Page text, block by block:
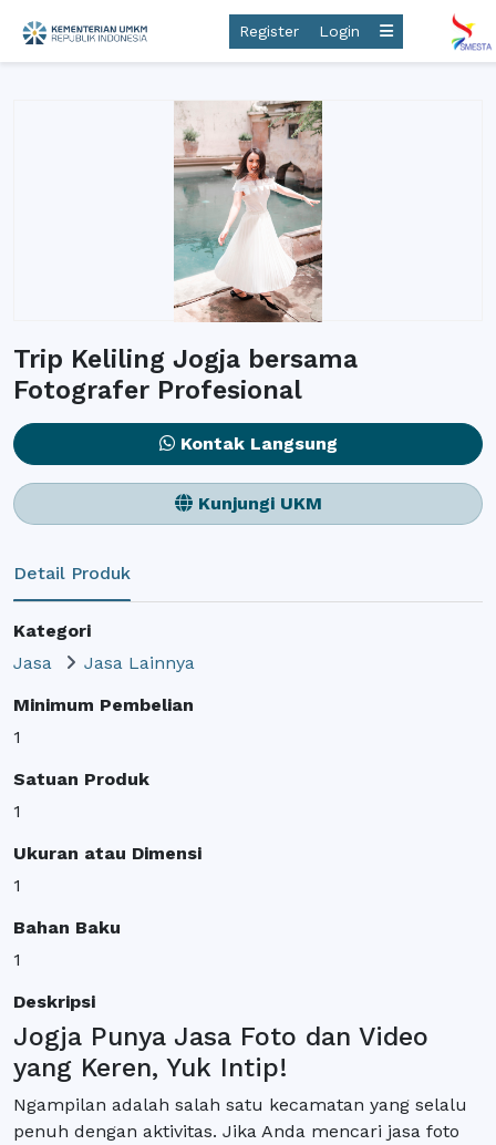
Register Login
Trip Keliling Jogja bersama
Fotografer Profesional
Kontak Langsung
Kunjungi UKM
Detail Produk
Kategori
Jasa
Jasa Lainnya
Minimum Pembelian
1
Satuan Produk
1
Ukuran atau Dimensi
1
Bahan Baku
1
Deskripsi
Jogja Punya Jasa Foto dan Video
yang Keren, Yuk Intip!
Ngampilan adalah salah satu kecamatan yang selalu
penuh dengan aktivitas. Jika Anda mencari jasa foto